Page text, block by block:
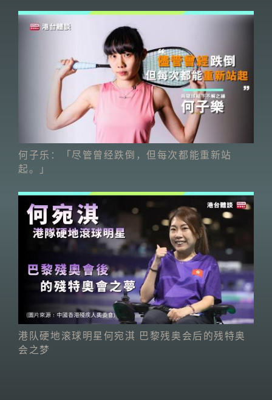
何子乐：「尽管曾经跌倒，但每次都能重新站
起。」
港队硬地滚球明星何宛淇 巴黎残奥会后的残特奥
会之梦